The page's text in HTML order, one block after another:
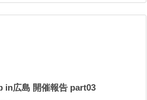
in広島 開催報告 part03